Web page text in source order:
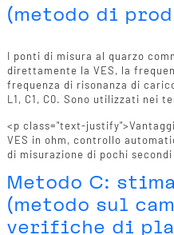
(metodo di
I ponti di misura al quarzo
direttamente la VES, la
frequenza di risonanza di
L1, C1, C0. Sono utilizzati nei
<p class="text-
VES in ohm, controllo
di misurazione di pochi
Metodo C:
(metodo sul
verifiche di